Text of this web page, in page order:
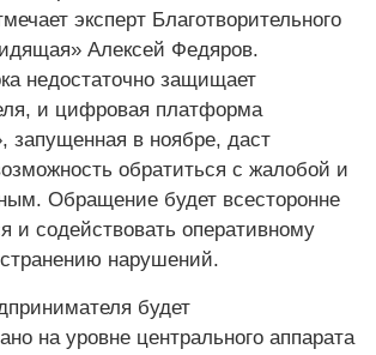
эксперт Благотворительного
Алексей Федяров.
недостаточно защищает
и цифровая платформа
запущенная в ноябре, даст
обратиться с жалобой и
Обращение будет всесторонне
и содействовать оперативному
нарушений.
будет
на уровне центрального аппарата